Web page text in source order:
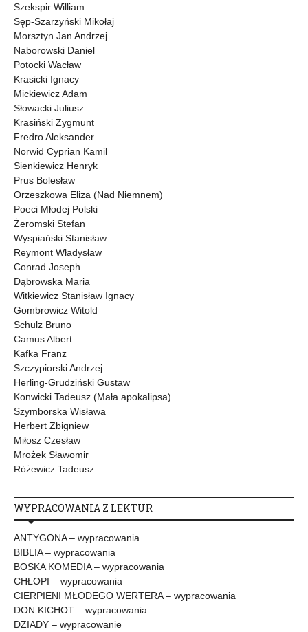
Szekspir William
Sęp-Szarzyński Mikołaj
Morsztyn Jan Andrzej
Naborowski Daniel
Potocki Wacław
Krasicki Ignacy
Mickiewicz Adam
Słowacki Juliusz
Krasiński Zygmunt
Fredro Aleksander
Norwid Cyprian Kamil
Sienkiewicz Henryk
Prus Bolesław
Orzeszkowa Eliza (Nad Niemnem)
Poeci Młodej Polski
Żeromski Stefan
Wyspiański Stanisław
Reymont Władysław
Conrad Joseph
Dąbrowska Maria
Witkiewicz Stanisław Ignacy
Gombrowicz Witold
Schulz Bruno
Camus Albert
Kafka Franz
Szczypiorski Andrzej
Herling-Grudziński Gustaw
Konwicki Tadeusz (Mała apokalipsa)
Szymborska Wisława
Herbert Zbigniew
Miłosz Czesław
Mrożek Sławomir
Różewicz Tadeusz
WYPRACOWANIA Z LEKTUR
ANTYGONA – wypracowania
BIBLIA – wypracowania
BOSKA KOMEDIA – wypracowania
CHŁOPI – wypracowania
CIERPIENI MŁODEGO WERTERA – wypracowania
DON KICHOT – wypracowania
DZIADY – wypracowanie